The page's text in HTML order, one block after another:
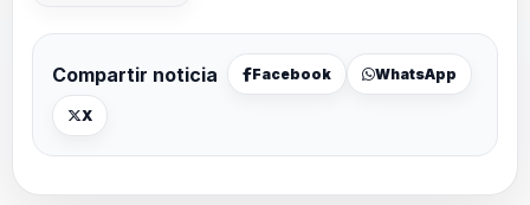
Compartir noticia Facebook WhatsApp
X